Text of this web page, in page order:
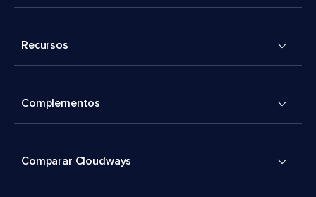
Recursos
Complementos
Comparar Cloudways